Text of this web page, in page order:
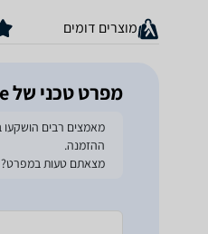
מוצרים דומים
מפרט טכני של Funko 1211 Television - Hawkeye - Hawkeye
ההזמנה.
מצאתם טעות במפרט?